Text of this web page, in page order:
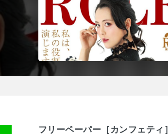
フリーペーパー［カンフェティ］